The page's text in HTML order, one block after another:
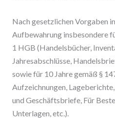
Nach gesetzlichen Vorgaben
Aufbewahrung insbesondere
1 HGB (Handelsbücher,
Jahresabschlüsse,
sowie für 10 Jahre gemäß §
Aufzeichnungen,
und Geschäftsbriefe, Für
Unterlagen, etc.).